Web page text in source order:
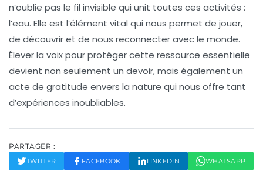
n’oublie pas le fil invisible qui unit toutes ces activités :
l’eau. Elle est l’élément vital qui nous permet de jouer,
de découvrir et de nous reconnecter avec le monde.
Élever la voix pour protéger cette ressource essentielle
devient non seulement un devoir, mais également un
acte de gratitude envers la nature qui nous offre tant
d’expériences inoubliables.
PARTAGER :
TWITTER FACEBOOK LINKEDIN WHATSAPP